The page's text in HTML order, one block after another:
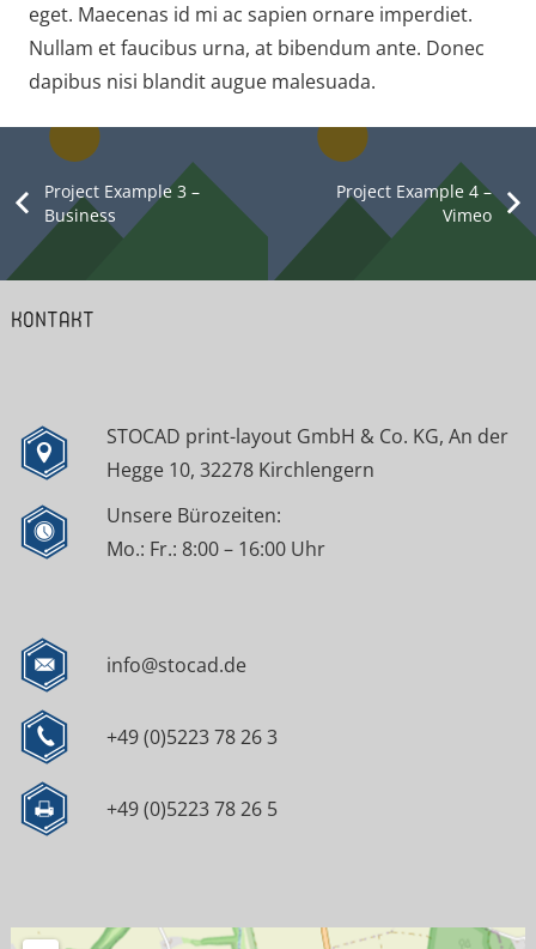
eget. Maecenas id mi ac sapien ornare imperdiet.
Nullam et faucibus urna, at bibendum ante. Donec
dapibus nisi blandit augue malesuada.
Project Example 3 –
Business
Project Example 4 –
Vimeo
KONTAKT
STOCAD print-layout GmbH & Co. KG, An der
Hegge 10, 32278 Kirchlengern
Unsere Bürozeiten:
Mo.: Fr.: 8:00 – 16:00 Uhr
info@stocad.de
+49 (0)5223 78 26 3
+49 (0)5223 78 26 5